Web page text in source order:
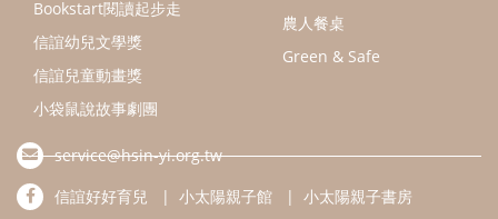
分齡育兒電子報
線上教養諮詢
出版服務
信誼基金出版社
閱讀推廣
知新劇場